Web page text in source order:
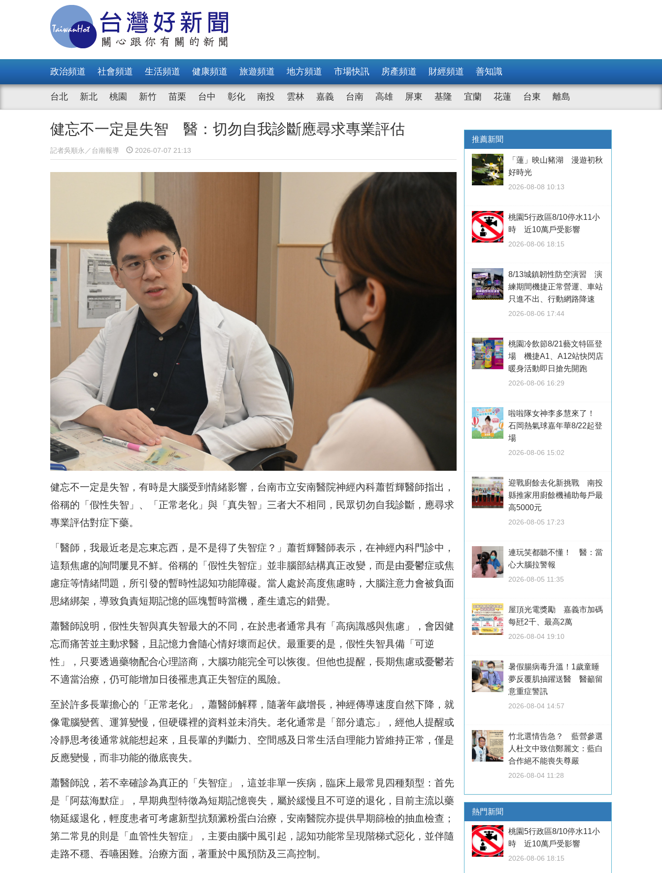
政治頻道 社會頻道 生活頻道 健康頻道 旅遊頻道 地方頻道 市場快訊 房產頻道 財經頻道 善知識
台北 新北 桃園 新竹 苗栗 台中 彰化 南投 雲林 嘉義 台南 高雄 屏東 基隆 宜蘭 花蓮 台東 離島
健忘不一定是失智 醫：切勿自我診斷應尋求專業評估
記者吳順永／台南報導 2026-07-07 21:13
健忘不一定是失智，有時是大腦受到情緒影響，台南市立安南醫院神經內科蕭哲輝醫師指出，
俗稱的「假性失智」、「正常老化」與「真失智」三者大不相同，民眾切勿自我診斷，應尋求
專業評估對症下藥。
「醫師，我最近老是忘東忘西，是不是得了失智症？」蕭哲輝醫師表示，在神經內科門診中，
這類焦慮的詢問屢見不鮮。俗稱的「假性失智症」並非腦部結構真正改變，而是由憂鬱症或焦
慮症等情緒問題，所引發的暫時性認知功能障礙。當人處於高度焦慮時，大腦注意力會被負面
思緒綁架，導致負責短期記憶的區塊暫時當機，產生遺忘的錯覺。
蕭醫師說明，假性失智與真失智最大的不同，在於患者通常具有「高病識感與焦慮」，會因健
忘而痛苦並主動求醫，且記憶力會隨心情好壞而起伏。最重要的是，假性失智具備「可逆
性」，只要透過藥物配合心理諮商，大腦功能完全可以恢復。但他也提醒，長期焦慮或憂鬱若
不適當治療，仍可能增加日後罹患真正失智症的風險。
至於許多長輩擔心的「正常老化」，蕭醫師解釋，隨著年歲增長，神經傳導速度自然下降，就
像電腦變舊、運算變慢，但硬碟裡的資料並未消失。老化通常是「部分遺忘」，經他人提醒或
冷靜思考後通常就能想起來，且長輩的判斷力、空間感及日常生活自理能力皆維持正常，僅是
反應變慢，而非功能的徹底喪失。
蕭醫師說，若不幸確診為真正的「失智症」，這並非單一疾病，臨床上最常見四種類型：首先
是「阿茲海默症」，早期典型特徵為短期記憶喪失，屬於緩慢且不可逆的退化，目前主流以藥
物延緩退化，輕度患者可考慮新型抗類澱粉蛋白治療，安南醫院亦提供早期篩檢的抽血檢查；
第二常見的則是「血管性失智症」，主要由腦中風引起，認知功能常呈現階梯式惡化，並伴隨
走路不穩、吞嚥困難。治療方面，著重於中風預防及三高控制。
推薦新聞
「蓮」映山豬湖 漫遊初秋
好時光
2026-08-08 10:13
桃園5行政區8/10停水11小
時 近10萬戶受影響
2026-08-06 18:15
8/13城鎮韌性防空演習 演
練期間機捷正常營運、車站
只進不出、行動網路降速
2026-08-06 17:44
桃園冷飲節8/21藝文特區登
場 機捷A1、A12站快閃店
暖身活動即日搶先開跑
2026-08-06 16:29
啦啦隊女神李多慧來了！
石岡熱氣球嘉年華8/22起登
場
2026-08-06 15:02
迎戰廚餘去化新挑戰 南投
縣推家用廚餘機補助每戶最
高5000元
2026-08-05 17:23
連玩笑都聽不懂！ 醫：當
心大腦拉警報
2026-08-05 11:35
屋頂光電獎勵 嘉義市加碼
每瓩2千、最高2萬
2026-08-04 19:10
暑假腸病毒升溫！1歲童睡
夢反覆肌抽躍送醫 醫籲留
意重症警訊
2026-08-04 14:57
竹北選情告急？ 藍營參選
人杜文中致信鄭麗文：藍白
合作絕不能喪失尊嚴
2026-08-04 11:28
熱門新聞
桃園5行政區8/10停水11小
時 近10萬戶受影響
2026-08-06 18:15